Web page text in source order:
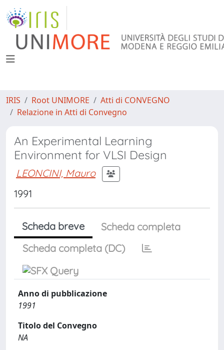
IRIS Root UNIMORE
Atti di CONVEGNO
Relazione in Atti di Convegno
An Experimental Learning
Environment for VLSI Design
LEONCINI, Mauro
1991
Scheda breve
Scheda completa
Scheda completa (DC)
Anno di pubblicazione
1991
Titolo del Convegno
NA